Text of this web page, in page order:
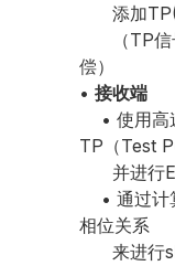
添加
（TP信
偿）
• 接收端
• 使用高
TP（Test
并进行
• 通过计
相位关系
来进行